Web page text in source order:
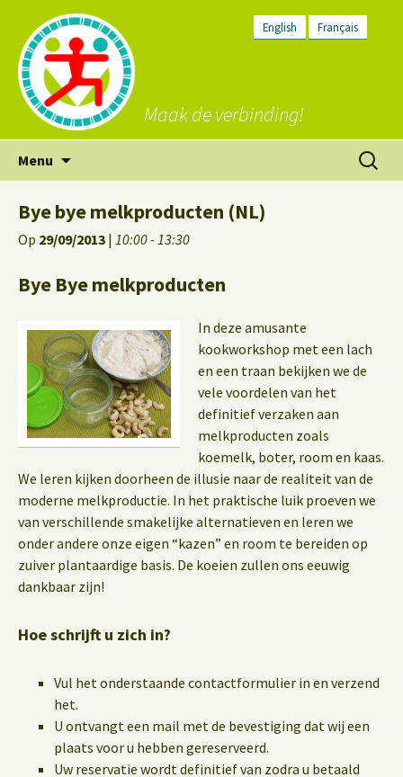
English Français
Maak de verbinding!
Menu
inhoud
Zoeken
naar:
Bye bye melkproducten (NL)
Op 29/09/2013 | 10:00 - 13:30
Bye Bye melkproducten
In deze amusante
kookworkshop met een lach
en een traan bekijken we de
vele voordelen van het
definitief verzaken aan
melkproducten zoals
koemelk, boter, room en kaas.
We leren kijken doorheen de illusie naar de realiteit van de
moderne melkproductie. In het praktische luik proeven we
van verschillende smakelijke alternatieven en leren we
onder andere onze eigen “kazen” en room te bereiden op
zuiver plantaardige basis. De koeien zullen ons eeuwig
dankbaar zijn!
Hoe schrijft u zich in?
Vul het onderstaande contactformulier in en verzend
het.
U ontvangt een mail met de bevestiging dat wij een
plaats voor u hebben gereserveerd.
Uw reservatie wordt definitief van zodra u betaald